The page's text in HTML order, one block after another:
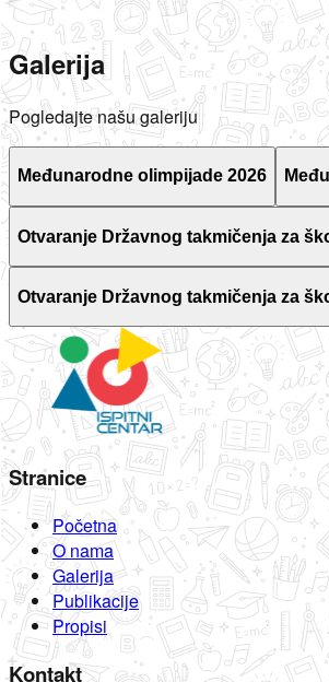
Galerija
Pogledajte našu galeriju
Međunarodne olimpijade 2026
Otvaranje Državnog takmičenja za
Otvaranje Državnog takmičenja za
Stranice
Početna
O nama
Galerija
Publikacije
Propisi
Kontakt